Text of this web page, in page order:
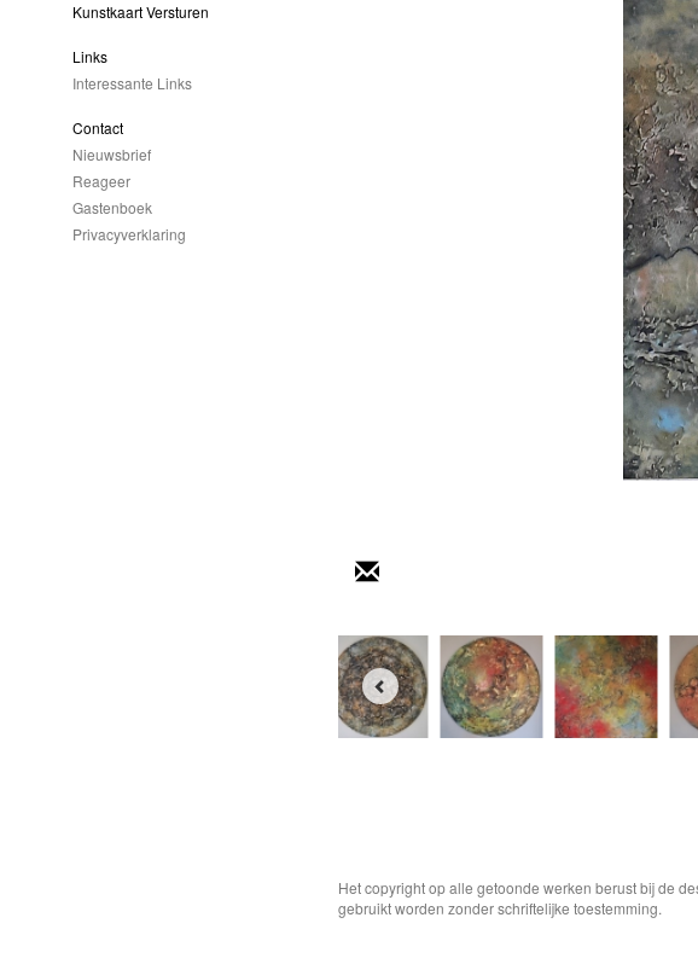
Kunstkaart Versturen
Links
Interessante Links
Contact
Nieuwsbrief
Reageer
Gastenboek
Privacyverklaring
Het copyright op alle getoonde werken berust bij de
gebruikt worden zonder schriftelijke toestemming.